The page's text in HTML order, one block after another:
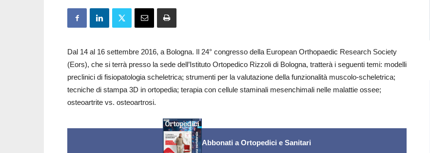
Dal 14 al 16 settembre 2016, a Bologna. Il 24° congresso della European Orthopaedic Research Society
(Eors), che si terrà presso la sede dell’Istituto Ortopedico Rizzoli di Bologna, tratterà i seguenti temi: modelli
preclinici di fisiopatologia scheletrica; strumenti per la valutazione della funzionalità muscolo-scheletrica;
tecniche di stampa 3D in ortopedia; terapia con cellule staminali mesenchimali nelle malattie ossee;
osteoartrite vs. osteoartrosi.
Abbonati a Ortopedici e Sanitari